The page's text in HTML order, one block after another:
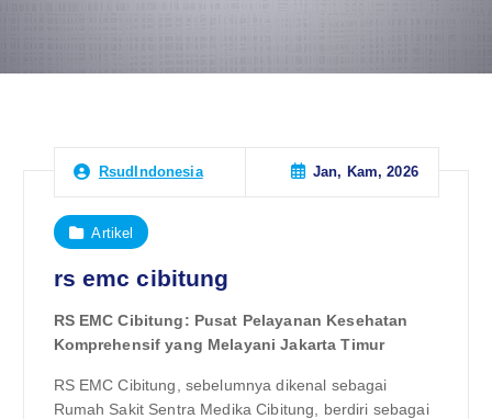
RsudIndonesia Jan, Kam, 2026
Artikel
rs emc cibitung
RS EMC Cibitung: Pusat Pelayanan Kesehatan
Komprehensif yang Melayani Jakarta Timur
RS EMC Cibitung, sebelumnya dikenal sebagai
Rumah Sakit Sentra Medika Cibitung, berdiri sebagai